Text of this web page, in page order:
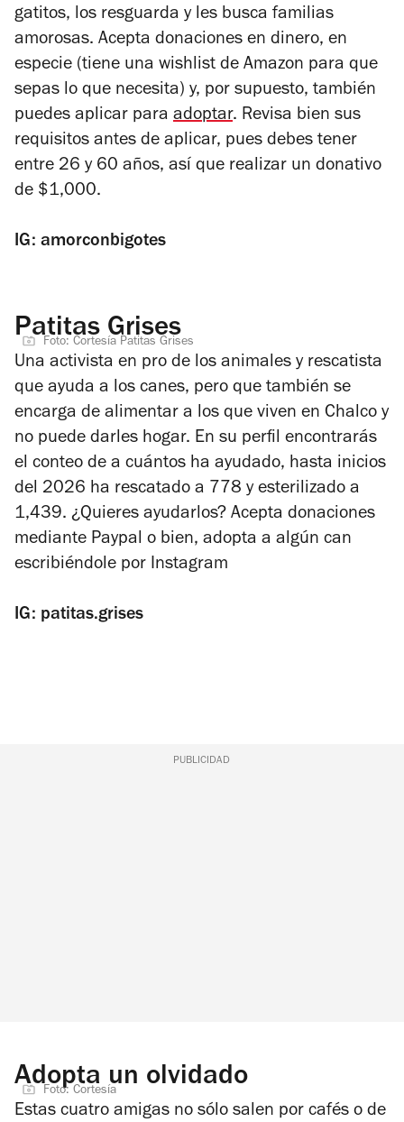
gatitos, los resguarda y les busca familias
amorosas. Acepta donaciones en dinero, en
especie (tiene una wishlist de Amazon para que
sepas lo que necesita) y, por supuesto, también
puedes aplicar para adoptar. Revisa bien sus
requisitos antes de aplicar, pues debes tener
entre 26 y 60 años, así que realizar un donativo
de $1,000.
IG: amorconbigotes
Patitas Grises
Foto: Cortesía Patitas Grises
Una activista en pro de los animales y rescatista
que ayuda a los canes, pero que también se
encarga de alimentar a los que viven en Chalco y
no puede darles hogar. En su perfil encontrarás
el conteo de a cuántos ha ayudado, hasta inicios
del 2026 ha rescatado a 778 y esterilizado a
1,439. ¿Quieres ayudarlos? Acepta donaciones
mediante Paypal o bien, adopta a algún can
escribiéndole por Instagram
IG: patitas.grises
PUBLICIDAD
Adopta un olvidado
Foto: Cortesía
Estas cuatro amigas no sólo salen por cafés o de